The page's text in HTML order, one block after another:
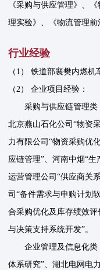
《采购与供应管理》、
理实验》、《物流管理前
行业经验
（1） 铁道部襄樊内燃
（2） 企业项目经验：
采购与供应链管理类
北京燕山石化公司“物资
力有限公司“物资采购优
应链管理”、河南中烟“
运营管理公司“供应商关
司“备件需求与申购计划
合采购优化及库存绩效
与决策支持系统开发”。
企业管理及信息化
体系研究”、湖北电网电